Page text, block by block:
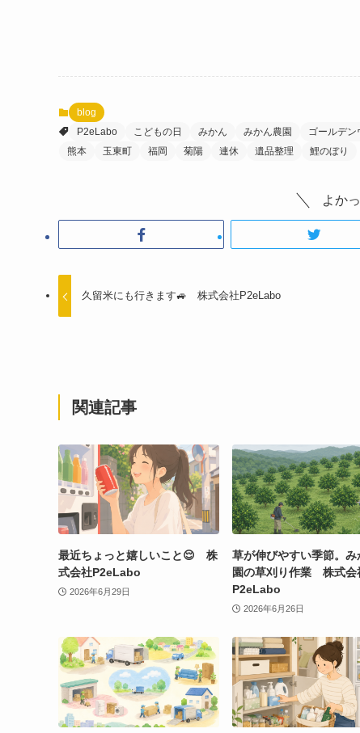
blog
P2eLabo
こどもの日 みかん みかん農園 ゴールデン
熊本
玉東町 福岡 菊陽 連休 遺品整理 鯉のぼり
よか
久留米にも行きます🚙 株式会社P2eLabo
関連記事
最近ちょっと嬉しいこと😌 株
式会社P2eLabo
2026年6月29日
草が伸びやすい季節。み
園の草刈り作業 株式会
P2eLabo
2026年6月26日